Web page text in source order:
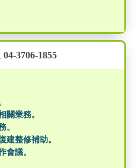
04-3706-1855
關業務。
。
建整修補助。
會議。